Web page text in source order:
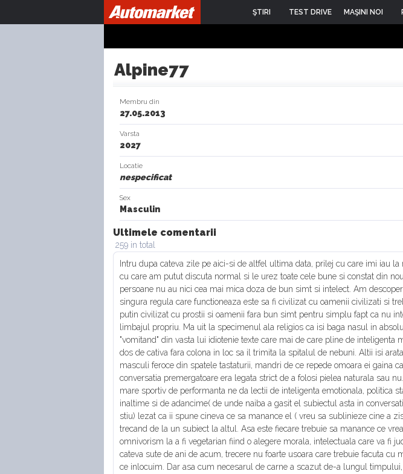
ŞTIRI TEST DRIVE MAŞINI NOI
Alpine77
Membru din
27.05.2013
Varsta
2027
Locatie
nespecificat
Sex
Masculin
Ultimele comentarii
259 in total
Intru dupa cateva zile pe aici-si de altfel ultima data, prilej cu care imi iau la
cu care am putut discuta normal si le urez toate cele bune si constat din
persoane nu au nici cea mai mica doza de bun simt si intelect. Am
singura regula care functioneaza este sa fi civilizat cu oamenii civilizati si
putin civilizat cu prostii si oamenii fara bun simt pentru simplu fapt ca nu
limbajul propriu. Ma uit la specimenul ala religios ca isi baga nasul in
"vomitand" din vasta lui idiotenie texte care mai de care pline de inteligenta
dos de cativa fara colona in loc sa il trimita la spitalul de nebuni. Altii isi
masculi feroce din spatele tastaturii, mandri de ce repede omoara ei gaina
conversatia premergatoare era legata strict de a folosi pielea naturala sau
mare sportiv de performanta ne da lectii de inteligenta emotionala, politica
inaltime si de adancime( de unde naiba a gasit el subiectul asta in
stiu) lezat ca ii spune cineva ce sa manance el ( vreu sa sublinieze cine a
trecand de la un subiect la altul. Asa este fiecare trebuie sa manance ce
omnivorism la a fi vegetarian fiind o alegere morala, intelectuala care va fi
cateva sute de ani de acum, trecere nu foarte usoara care trebuie facuta cu
ce inlocuim. Dar asa cum necesarul de carne a scazut de-a lungul